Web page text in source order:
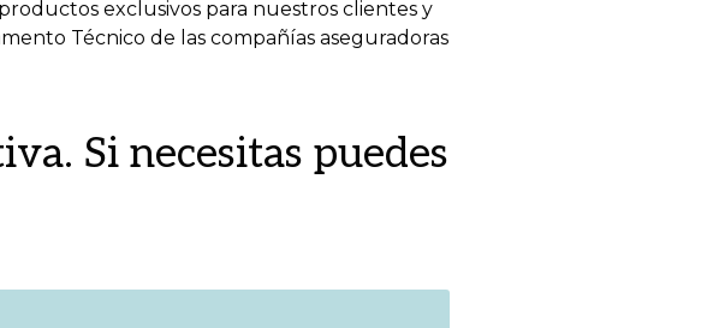
exclusivos para nuestros clientes y
Técnico de las compañías aseguradoras
Si necesitas puedes